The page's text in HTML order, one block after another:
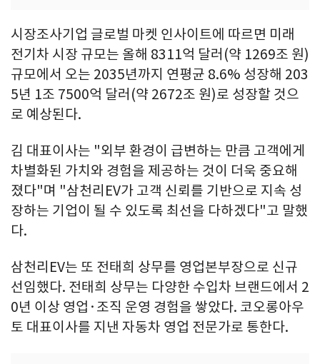
시장조사기업 글로벌 마켓 인사이트에 따르면 미래
전기차 시장 규모는 올해 8311억 달러(약 1269조 원)
규모에서 오는 2035년까지 연평균 8.6% 성장해 203
5년 1조 7500억 달러(약 2672조 원)로 성장할 것으
로 예상된다.
김 대표이사는 "외부 환경이 급변하는 만큼 고객에게
차별화된 가치와 경험을 제공하는 것이 더욱 중요해
졌다"며 "삼천리EV가 고객 신뢰를 기반으로 지속 성
장하는 기업이 될 수 있도록 최선을 다하겠다"고 말했
다.
삼천리EV는 또 전태희 상무를 영업본부장으로 신규
선임했다. 전태희 상무는 다양한 수입차 브랜드에서 2
0년 이상 영업·조직 운영 경험을 쌓았다. 코오롱아우
토 대표이사를 지낸 자동차 영업 전문가로 통한다.